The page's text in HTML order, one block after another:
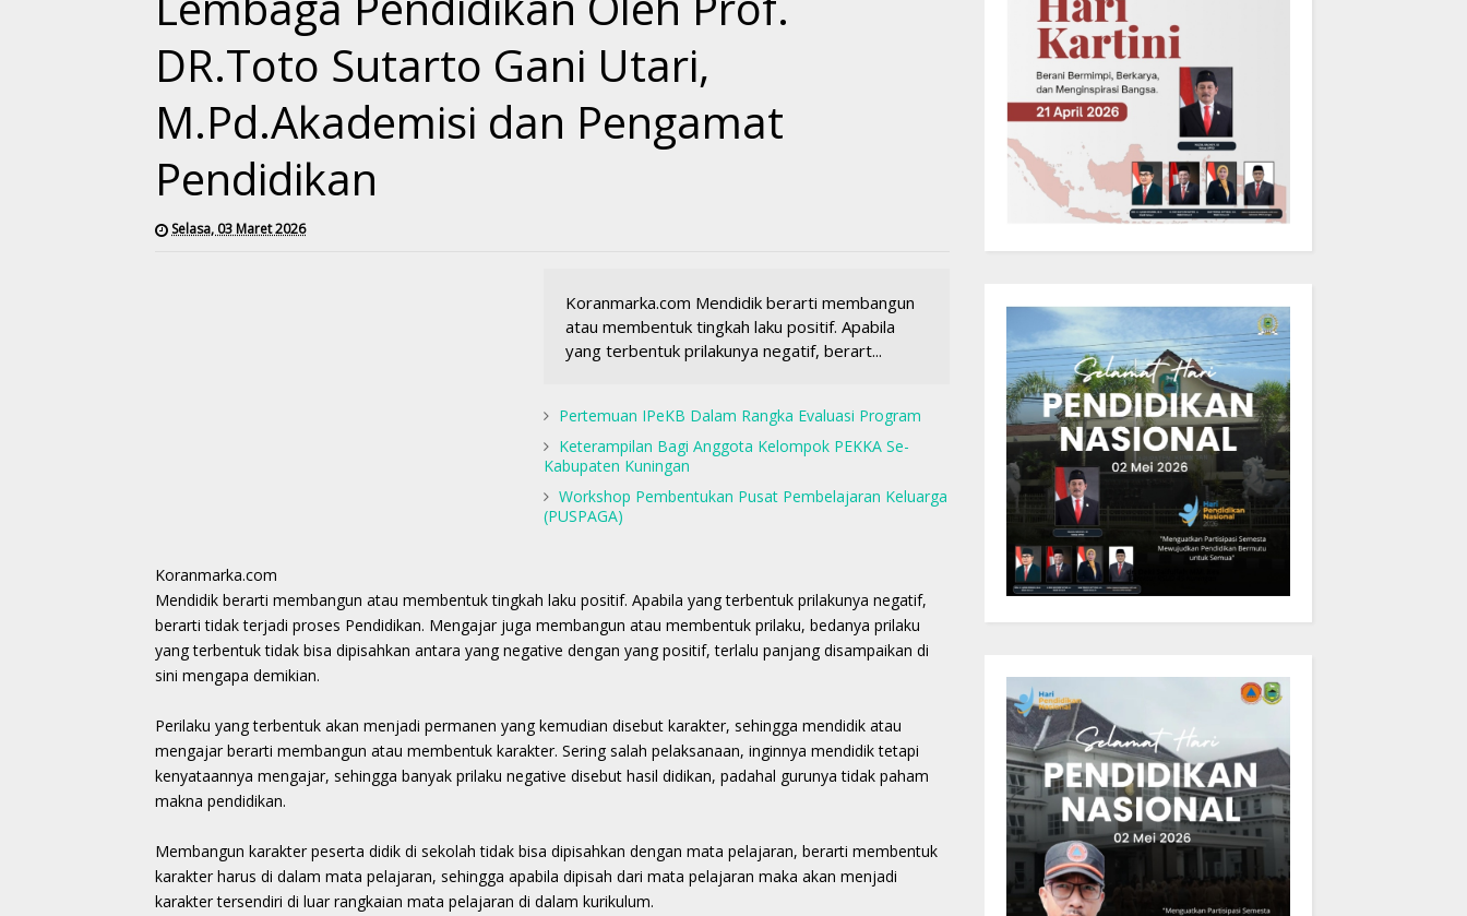
DR.Toto Sutarto Gani Utari,
M.Pd.Akademisi dan Pengamat
Pendidikan
Selasa, 03 Maret 2026
Koranmarka.com Mendidik berarti membangun
atau membentuk tingkah laku positif. Apabila
yang terbentuk prilakunya negatif, berart...
Pertemuan IPeKB Dalam Rangka Evaluasi Program
Keterampilan Bagi Anggota Kelompok PEKKA Se-
Kabupaten Kuningan
Workshop Pembentukan Pusat Pembelajaran Keluarga
(PUSPAGA)
Koranmarka.com
Mendidik berarti membangun atau membentuk tingkah laku positif. Apabila yang terbentuk prilakunya negatif,
berarti tidak terjadi proses Pendidikan. Mengajar juga membangun atau membentuk prilaku, bedanya prilaku
yang terbentuk tidak bisa dipisahkan antara yang negative dengan yang positif, terlalu panjang disampaikan di
sini mengapa demikian.
Perilaku yang terbentuk akan menjadi permanen yang kemudian disebut karakter, sehingga mendidik atau
mengajar berarti membangun atau membentuk karakter. Sering salah pelaksanaan, inginnya mendidik tetapi
kenyataannya mengajar, sehingga banyak prilaku negative disebut hasil didikan, padahal gurunya tidak paham
makna pendidikan.
Membangun karakter peserta didik di sekolah tidak bisa dipisahkan dengan mata pelajaran, berarti membentuk
karakter harus di dalam mata pelajaran, sehingga apabila dipisah dari mata pelajaran maka akan menjadi
karakter tersendiri di luar rangkaian mata pelajaran di dalam kurikulum.